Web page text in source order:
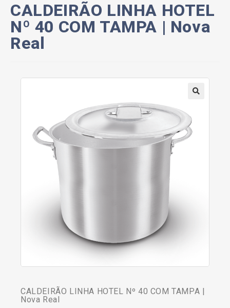
CALDEIRÃO LINHA HOTEL
Nº 40 COM TAMPA | Nova
Real
CALDEIRÃO LINHA HOTEL Nº 40 COM TAMPA |
Nova Real